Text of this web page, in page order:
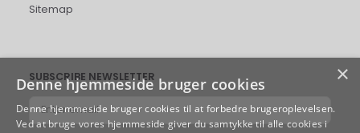
Sitemap
SUBSCRIBE NEWSLETTER
Enter
email
×
Denne hjemmeside bruger cookies
Denne hjemmeside bruger cookies til at forbedre brugeroplevelsen.
Ved at bruge vores hjemmeside giver du samtykke til alle cookies i